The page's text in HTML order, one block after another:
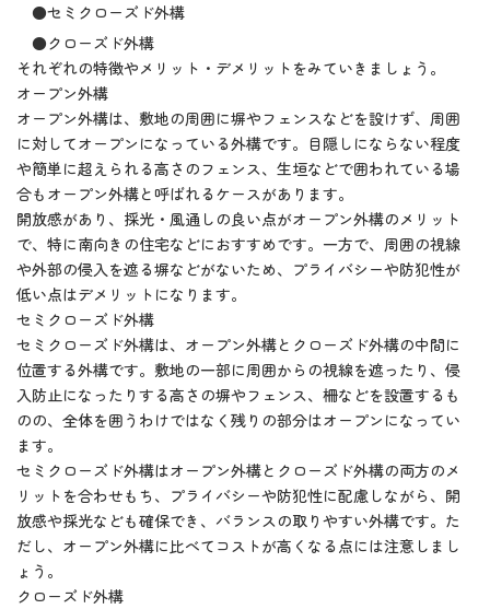
●セミクローズド外構
●クローズド外構
それぞれの特徴やメリット・デメリットをみていきましょう。
オープン外構
オープン外構は、敷地の周囲に塀やフェンスなどを設けず、周囲
に対してオープンになっている外構です。目隠しにならない程度
や簡単に超えられる高さのフェンス、生垣などで囲われている場
合もオープン外構と呼ばれるケースがあります。
開放感があり、採光・風通しの良い点がオープン外構のメリット
で、特に南向きの住宅などにおすすめです。一方で、周囲の視線
や外部の侵入を遮る塀などがないため、プライバシーや防犯性が
低い点はデメリットになります。
セミクローズド外構
セミクローズド外構は、オープン外構とクローズド外構の中間に
位置する外構です。敷地の一部に周囲からの視線を遮ったり、侵
入防止になったりする高さの塀やフェンス、柵などを設置するも
のの、全体を囲うわけではなく残りの部分はオープンになってい
ます。
セミクローズド外構はオープン外構とクローズド外構の両方のメ
リットを合わせもち、プライバシーや防犯性に配慮しながら、開
放感や採光なども確保でき、バランスの取りやすい外構です。た
だし、オープン外構に比べてコストが高くなる点には注意しまし
ょう。
クローズド外構